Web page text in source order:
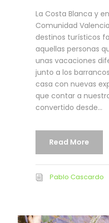
La Costa Blanca y
Comunidad
destinos turísticos
aquellas personas
unas vacaciones
junto a los
casa con nuevas
que contar a
convertido desde...
Read More
Pablo Cascardo